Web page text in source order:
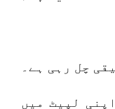
چل رہی ہے۔
لپیٹ میں